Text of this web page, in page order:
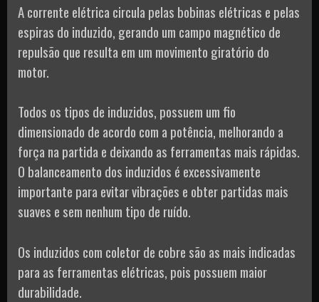
A corrente elétrica circula pelas bobinas elétricas e pelas
espiras do induzido, gerando um campo magnético de
repulsão que resulta em um movimento giratório do
motor.
Todos os tipos de induzidos, possuem um fio
dimensionado de acordo com a potência, melhorando a
força na partida e deixando as ferramentas mais rápidas.
O balanceamento dos induzidos é excessivamente
importante para evitar vibrações e obter partidas mais
suaves e sem nenhum tipo de ruído.
Os induzidos com coletor de cobre são as mais indicadas
para as ferramentas elétricas, pois possuem maior
durabilidade.